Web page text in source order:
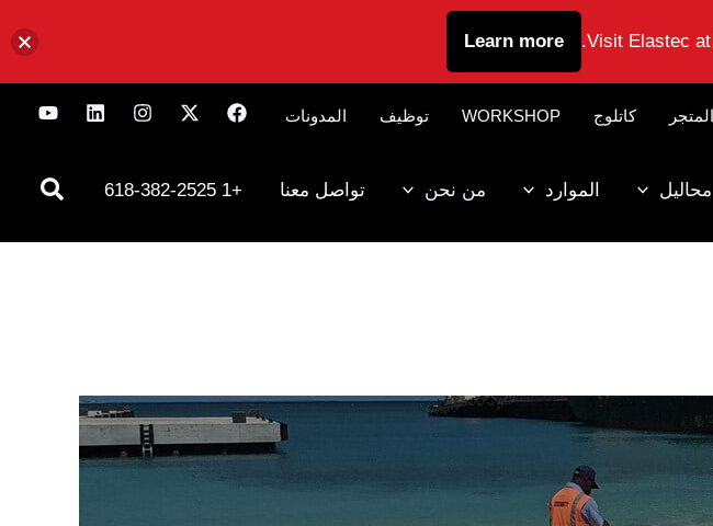
المتجر كاتلوج WORKSHOP توظيف المدونات
محاليل الموارد من نحن تواصل معنا +1 618-382-2525
Visit Elastec at
Learn more